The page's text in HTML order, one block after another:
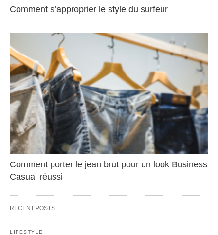
Comment s’approprier le style du surfeur
Comment porter le jean brut pour un look Business
Casual réussi
RECENT POSTS
LIFESTYLE